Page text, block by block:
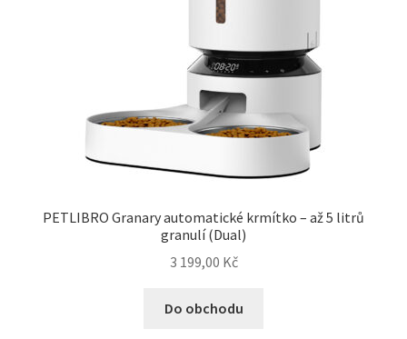
PETLIBRO Granary automatické krmítko – až 5 litrů
granulí (Dual)
3 199,00 Kč
Do obchodu